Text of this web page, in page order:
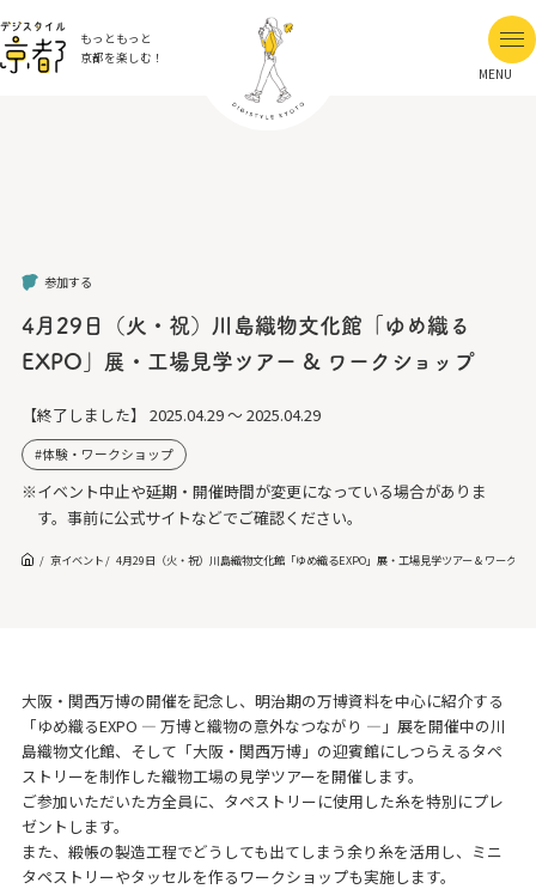
もっともっと
京都を楽しむ！
MENU
参加する
4月29日（火・祝）川島織物文化館「ゆめ織る
EXPO」展・工場見学ツアー & ワークショップ
【終了しました】 2025.04.29 ～ 2025.04.29
体験・ワークショップ
※イベント中止や延期・開催時間が変更になっている場合がありま
す。事前に公式サイトなどでご確認ください。
京イベント 4月29日（火・祝）川島織物文化館「ゆめ織るEXPO」展・工場見学ツアー & ワークシ
大阪・関西万博の開催を記念し、明治期の万博資料を中心に紹介する
「ゆめ織るEXPO — 万博と織物の意外なつながり —」展を開催中の川
島織物文化館、そして「大阪・関西万博」の迎賓館にしつらえるタペ
ストリーを制作した織物工場の見学ツアーを開催します。
ご参加いただいた方全員に、タペストリーに使用した糸を特別にプレ
ゼントします。
また、緞帳の製造工程でどうしても出てしまう余り糸を活用し、ミニ
タペストリーやタッセルを作るワークショップも実施します。